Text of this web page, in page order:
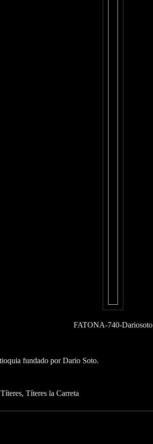
FATONA-740-Dariosoto
fundado por Dario Soto.
Títeres Títeres la Carreta